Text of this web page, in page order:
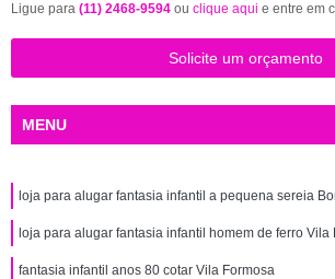
Ligue para (11) 2468-9594 ou clique aqui e entre em
Solicite um orçamento
MENU
loja para alugar fantasia infantil a pequena sereia
loja para alugar fantasia infantil homem de ferro Vila
fantasia infantil anos 80 cotar Vila Formosa